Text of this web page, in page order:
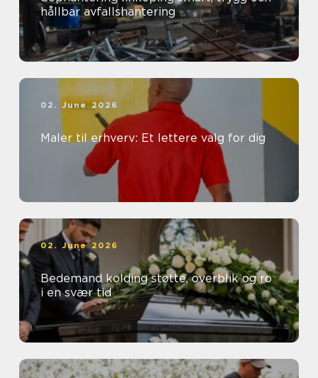
hållbar avfallshantering
02. June 2026
Maler til erhverv: Et lettere valg for dig
02. June 2026
Bedemand kolding støtte, overblik og ro
i en svær tid